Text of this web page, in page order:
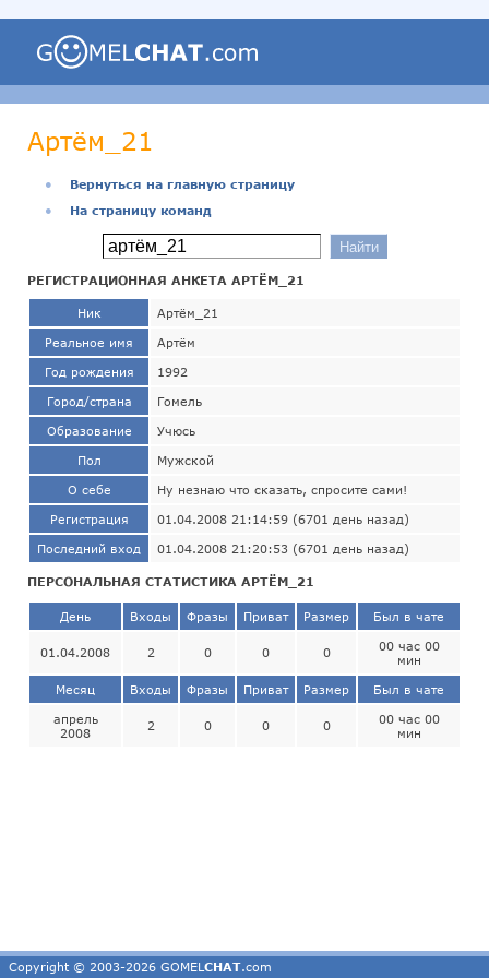
Артём_21
●
Вернуться на главную страницу
●
На страницу команд
РЕГИСТРАЦИОННАЯ АНКЕТА АРТЁМ_21
Ник Артём_21
Реальное имя Артём
Год рождения 1992
Город/страна Гомель
Образование Учюсь
Пол Мужской
О себе Ну незнаю что сказать, спросите сами!
Регистрация 01.04.2008 21:14:59 (6701 день назад)
Последний вход 01.04.2008 21:20:53 (6701 день назад)
ПЕРСОНАЛЬНАЯ СТАТИСТИКА АРТЁМ_21
День Входы Фразы Приват Размер Был в чате
01.04.2008 2 0 0 0
00 час 00
мин
Месяц Входы Фразы Приват Размер Был в чате
апрель
2008
2 0 0 0
00 час 00
мин
Copyright © 2003-2026 GOMEL CHAT.com